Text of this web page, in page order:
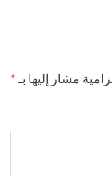
مشار إليها بـ*